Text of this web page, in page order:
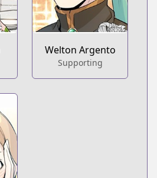
Welton Argento
Supporting